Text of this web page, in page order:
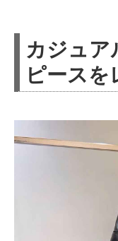
カジュア
ピース